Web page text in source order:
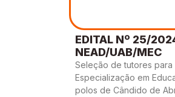
EDITAL Nº 25/
NEAD/UAB/MEC
Seleção de tutores
Especialização em
polos de Cândido de